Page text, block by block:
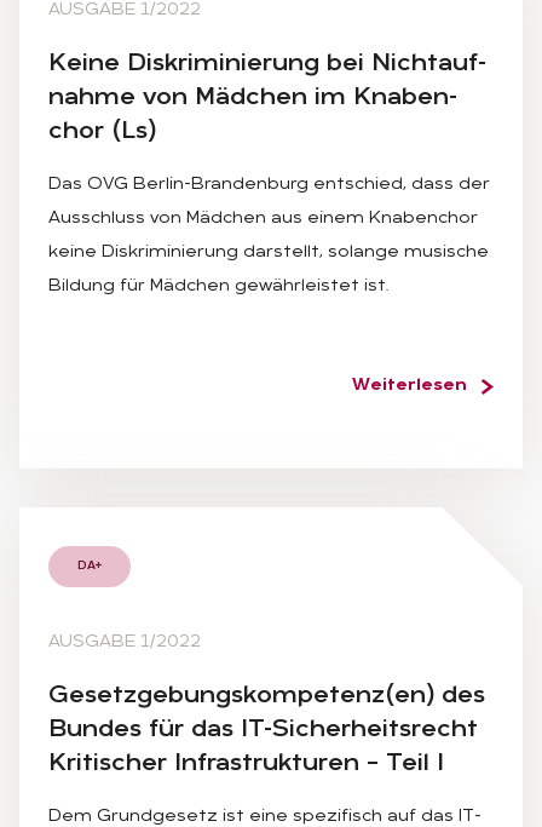
AUSGABE 1/2022
Kei­ne Dis­kri­mi­nie­rung bei Nicht­auf­
nah­me von Mäd­chen im Kna­ben­
chor (Ls)
Das OVG Berlin-Brandenburg entschied, dass der
Ausschluss von Mädchen aus einem Knabenchor
keine Diskriminierung darstellt, solange musische
Bildung für Mädchen gewährleistet ist.
Weiterlesen
DA+
AUSGABE 1/2022
Ge­setz­ge­bungs­kom­pe­tenz(en) des
Bun­des für das IT-Si­cher­heits­recht
Kri­ti­scher In­fra­struk­tu­ren – Teil I
Dem Grundgesetz ist eine spezifisch auf das IT-